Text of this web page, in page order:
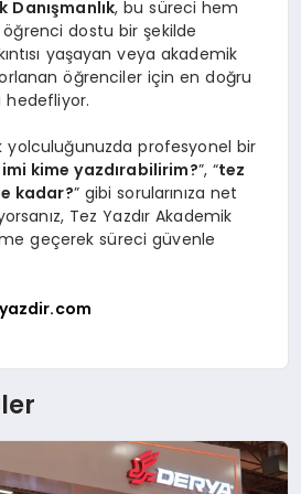
Danışmanlık, bu süreci hem
dostu bir şekilde
yaşayan veya akademik
öğrenciler için en doğru
hedefliyor.
yolculuğunuzda profesyonel bir
kime yazdırabilirim?”, “tez
kadar?” gibi sorularınıza net
Tez Yazdır Akademik
geçerek süreci güvenle